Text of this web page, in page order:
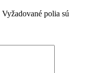
Vyžadované polia sú